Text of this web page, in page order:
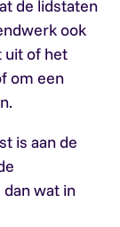
de lidstaten
ook
uit of het
om een
is aan de
wat in